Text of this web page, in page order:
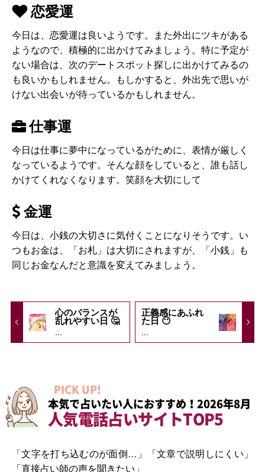
恋愛運
今日は、恋愛運は良いようです。また外出にツキがある
ようなので、積極的に出かけてみましょう。特に予定が
ない場合は、次のデートスポット探しに出かけてみるの
も良いかもしれません。もしかすると、外出先で思いが
けない出会いが待っているかもしれません。
仕事運
今日は仕事に夢中になっているがために、表情が厳しく
なっているようです。そんな顔をしていると、誰も話し
かけてくれなくなります。笑顔を大切にして
金運
今日は、小銭の大切さに気付くことになりそうです。い
つもお金は、「お札」は大切にされますが、「小銭」も
同じお金なんだと意識を変えてみましょう。
心のバランスが
乱れやすい日 🤔
...
正義感にあふれ
た日 😶
...
PICK UP!
本気で占いたい人におすすめ！2026年8月
人気電話占いサイトTOP5
「文字を打ち込むのが面倒…」「文章で説明しにくい」
「直接占い師の声を聞きたい」